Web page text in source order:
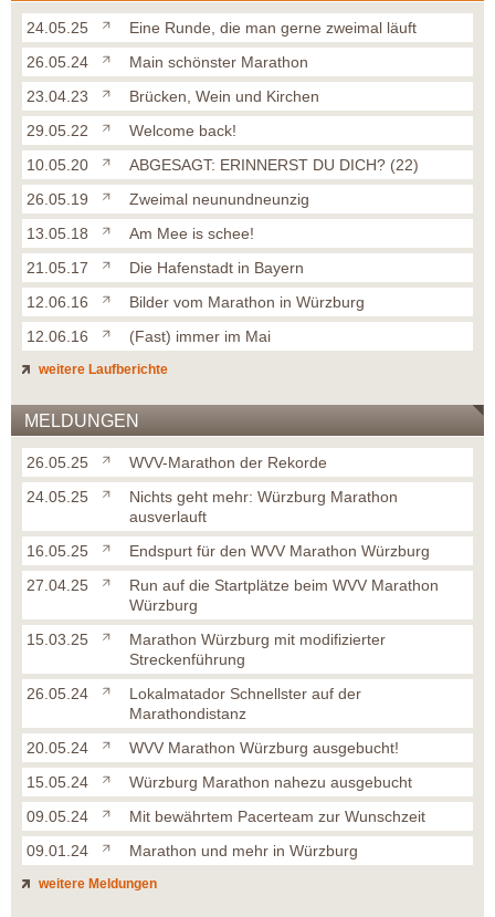
24.05.25
Eine Runde, die man gerne zweimal läuft
26.05.24
Main schönster Marathon
23.04.23
Brücken, Wein und Kirchen
29.05.22
Welcome back!
10.05.20
ABGESAGT: ERINNERST DU DICH? (22)
26.05.19
Zweimal neunundneunzig
13.05.18
Am Mee is schee!
21.05.17
Die Hafenstadt in Bayern
12.06.16
Bilder vom Marathon in Würzburg
12.06.16
(Fast) immer im Mai
weitere Laufberichte
MELDUNGEN
26.05.25
WVV-Marathon der Rekorde
24.05.25
Nichts geht mehr: Würzburg Marathon
ausverlauft
16.05.25
Endspurt für den WVV Marathon Würzburg
27.04.25
Run auf die Startplätze beim WVV Marathon
Würzburg
15.03.25
Marathon Würzburg mit modifizierter
Streckenführung
26.05.24
Lokalmatador Schnellster auf der
Marathondistanz
20.05.24
WVV Marathon Würzburg ausgebucht!
15.05.24
Würzburg Marathon nahezu ausgebucht
09.05.24
Mit bewährtem Pacerteam zur Wunschzeit
09.01.24
Marathon und mehr in Würzburg
weitere Meldungen